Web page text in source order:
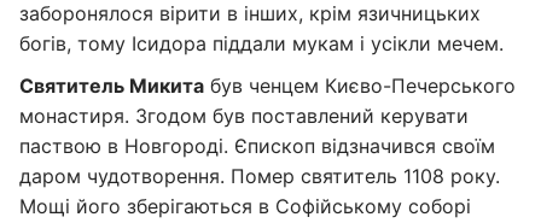
заборонялося вірити в інших, крім язичницьких
богів, тому Ісидора піддали мукам і усікли мечем.
Святитель Микита був ченцем Києво-Печерського
монастиря. Згодом був поставлений керувати
паствою в Новгороді. Єпископ відзначився своїм
даром чудотворення. Помер святитель 1108 року.
Мощі його зберігаються в Софійському соборі